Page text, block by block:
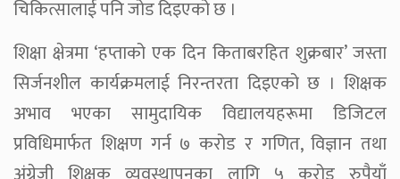
चिकित्सालाई पनि जोड दिइएको छ ।
शिक्षा क्षेत्रमा ‘हप्ताको एक दिन किताबरहित शुक्रबार’ जस्ता
सिर्जनशील कार्यक्रमलाई निरन्तरता दिइएको छ । शिक्षक
अभाव भएका सामुदायिक विद्यालयहरूमा डिजिटल
प्रविधिमार्फत शिक्षण गर्न ७ करोड र गणित, विज्ञान तथा